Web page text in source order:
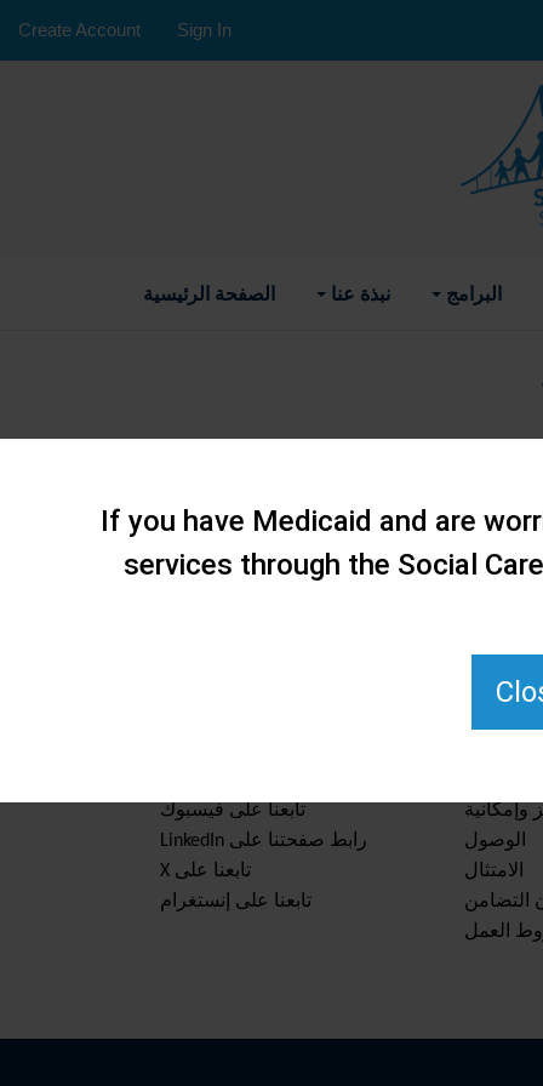
الصفحة الرئيسية نبذة عنا البرامج
وإمكانية
الوصول
الامتثال
التضامن
العمل
تابعنا على فيسبوك
رابط صفحتنا على LinkedIn
تابعنا على X
تابعنا على إنستغرام
Sign In
Create Account
If you have Medicaid and are
services through the Social